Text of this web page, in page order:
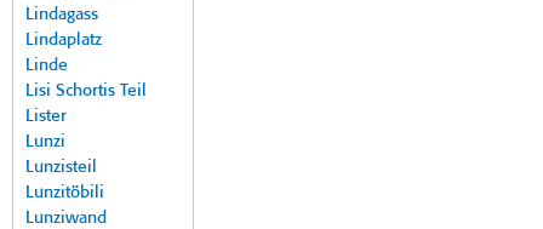
Lindagass
Lindaplatz
Linde
Lisi Schortis Teil
Lister
Lunzi
Lunzisteil
Lunzitöbili
Lunziwand